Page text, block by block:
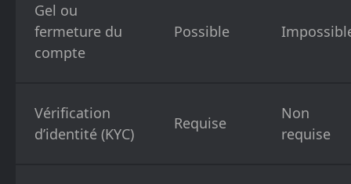
Gel ou
fermeture du
compte
Possible
Vérification
d’identité (KYC)
Requise
Non
requise